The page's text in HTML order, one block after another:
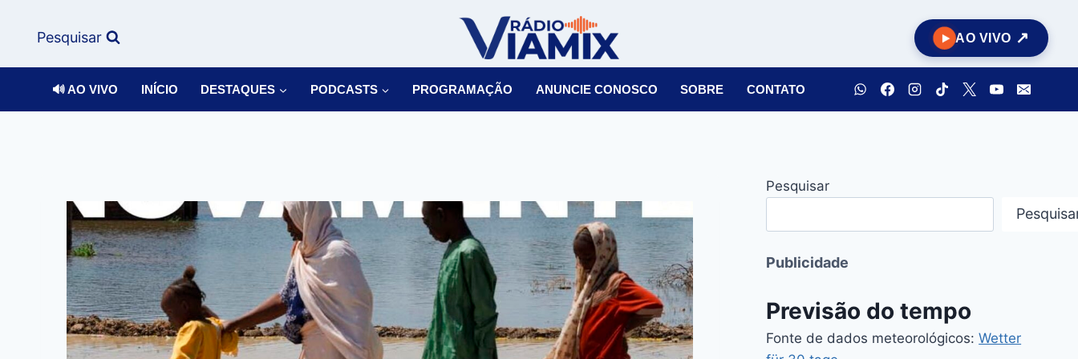
Pesquisar AO VIVO
🔊 AO VIVO INÍCIO DESTAQUES PODCASTS PROGRAMAÇÃO ANUNCIE CONOSCO SOBRE CONTATO
Pesquisar
Publicidade
Previsão do tempo
Fonte de dados meteorológicos:Wetter